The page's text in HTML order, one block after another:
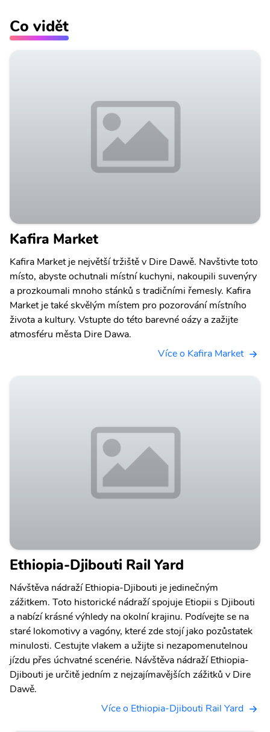
Co vidět
Kafira Market
Kafira Market je největší tržiště v Dire Dawě. Navštivte toto
místo, abyste ochutnali místní kuchyni, nakoupili suvenýry
a prozkoumali mnoho stánků s tradičními řemesly. Kafira
Market je také skvělým místem pro pozorování místního
života a kultury. Vstupte do této barevné oázy a zažijte
atmosféru města Dire Dawa.
Více o Kafira Market
Ethiopia-Djibouti Rail Yard
Návštěva nádraží Ethiopia-Djibouti je jedinečným
zážitkem. Toto historické nádraží spojuje Etiopii s Djibouti
a nabízí krásné výhledy na okolní krajinu. Podívejte se na
staré lokomotivy a vagóny, které zde stojí jako pozůstatek
minulosti. Cestujte vlakem a užijte si nezapomenutelnou
jízdu přes úchvatné scenérie. Návštěva nádraží Ethiopia-
Djibouti je určitě jedním z nejzajímavějších zážitků v Dire
Dawě.
Více o Ethiopia-Djibouti Rail Yard